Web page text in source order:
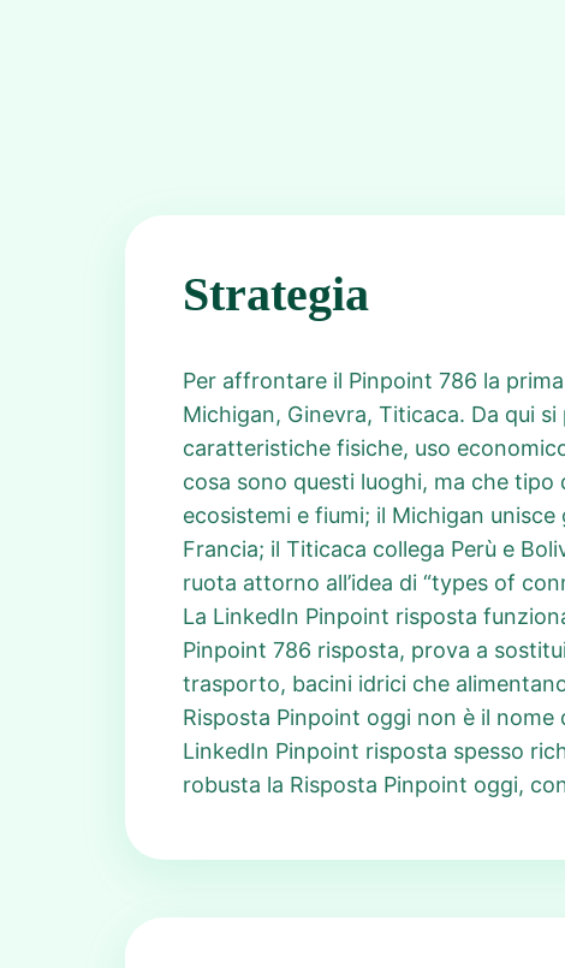
Strategia
Per affrontare il Pinpoint 786 la
Michigan, Ginevra, Titicaca. Da qui
caratteristiche fisiche, uso
cosa sono questi luoghi, ma che
ecosistemi e fiumi; il Michigan
Francia; il Titicaca collega Perù e
ruota attorno all’idea di “types of
La LinkedIn Pinpoint risposta
Pinpoint 786 risposta, prova a
trasporto, bacini idrici che
Risposta Pinpoint oggi non è il
LinkedIn Pinpoint risposta spesso
robusta la Risposta Pinpoint oggi,